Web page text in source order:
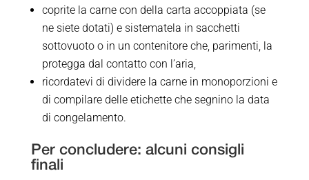
coprite la carne con della carta accoppiata (se
ne siete dotati) e sistematela in sacchetti
sottovuoto o in un contenitore che, parimenti, la
protegga dal contatto con l’aria,
ricordatevi di dividere la carne in monoporzioni e
di compilare delle etichette che segnino la data
di congelamento.
Per concludere: alcuni consigli
finali